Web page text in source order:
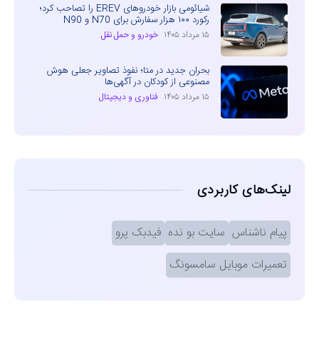
شیائومی بازار خودروهای EREV را تصاحب کرد؛
رکورد ۱۰۰ هزار سفارش برای N70 و N90
۱۵ مرداد ۱۴۰۵ خودرو و حمل نقل
بحران جدید در متا؛ نفوذ تصاویر جعلی هوش
مصنوعی از کودکان در آگهی‌ها
۱۵ مرداد ۱۴۰۵ فناوری و دیجیتال
لینک‌های کاربردی
پیام ناشناس سایت بو نده فیدبک پرو
تعمیرات موبایل سامسونگ